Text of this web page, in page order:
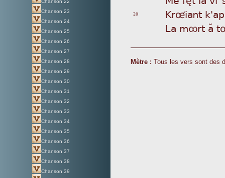
Chanson 22
Chanson 23
Chanson 24
Chanson 25
Chanson 26
Chanson 27
Chanson 28
Chanson 29
Chanson 30
Chanson 31
Chanson 32
Chanson 33
Chanson 34
Chanson 35
Chanson 36
Chanson 37
Chanson 38
Chanson 39
20 Krûiant
La môrt aÂ
Mètre : Tous les vers sont des